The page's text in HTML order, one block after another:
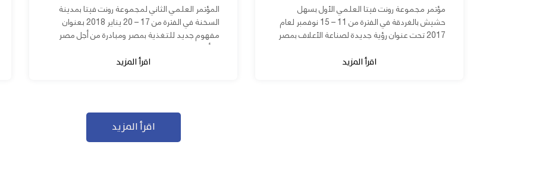
مؤتمر مجموعة رونت فيتا العلمي الأول بسهل
حشيش بالغردقة في الفترة من 11 – 15 نوفمبر لعام
2017 تحت عنوان رؤية جديدة لصناعة الأعلاف بمصر
اقرأ المزيد
المؤتمر العلمي الثاني لمجموعة رونت فيتا بمدينة
السخنة في الفترة من 17 – 20 يناير 2018 بعنوان
مفهوم جديد للتغذية بمصر ومبادرة من أجل مصر
ابدأ مشروعك بحضور عدد كبير من...
اقرأ المزيد
اقرأ المزيد